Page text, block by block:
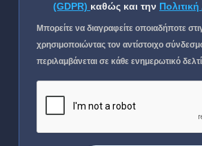
(GDPR) καθώς και την
Μπορείτε να διαγραφείτε οποιαδήποτε
χρησιμοποιώντας τον αντίστοιχο
περιλαμβάνεται σε κάθε ενημερωτικό